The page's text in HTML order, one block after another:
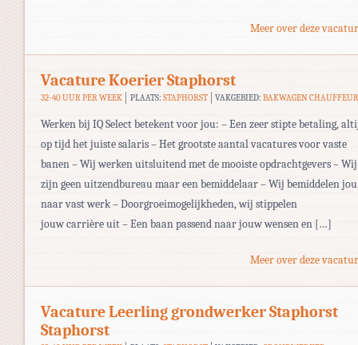
Meer over deze
Vacature Koerier Staphorst
32-40 UUR PER WEEK PLAATS: STAPHORST VAKGEBIED:BAKWAGEN
Werken bij IQ Select betekent voor jou: – Een zeer stipte betaling,
op tijd het juiste salaris – Het grootste aantal vacatures voor vaste
banen – Wij werken uitsluitend met de mooiste opdrachtgevers – Wij
zijn geen uitzendbureau maar een bemiddelaar – Wij bemiddelen jou
naar vast werk – Doorgroeimogelijkheden, wij stippelen
jouw carrière uit – Een baan passend naar jouw wensen en […]
Meer over deze
Vacature Leerling grondwerker Staphorst
Staphorst